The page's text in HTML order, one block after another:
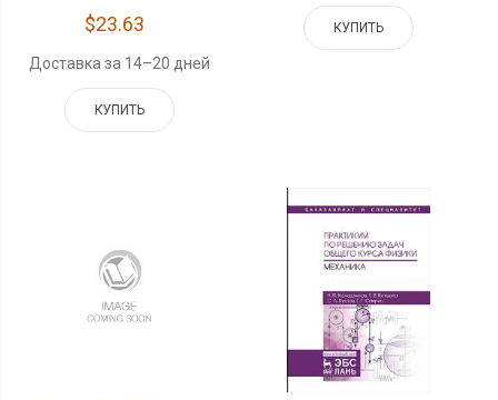
$23.63
Доставка за 14–20 дней
КУПИТЬ
КУПИТЬ